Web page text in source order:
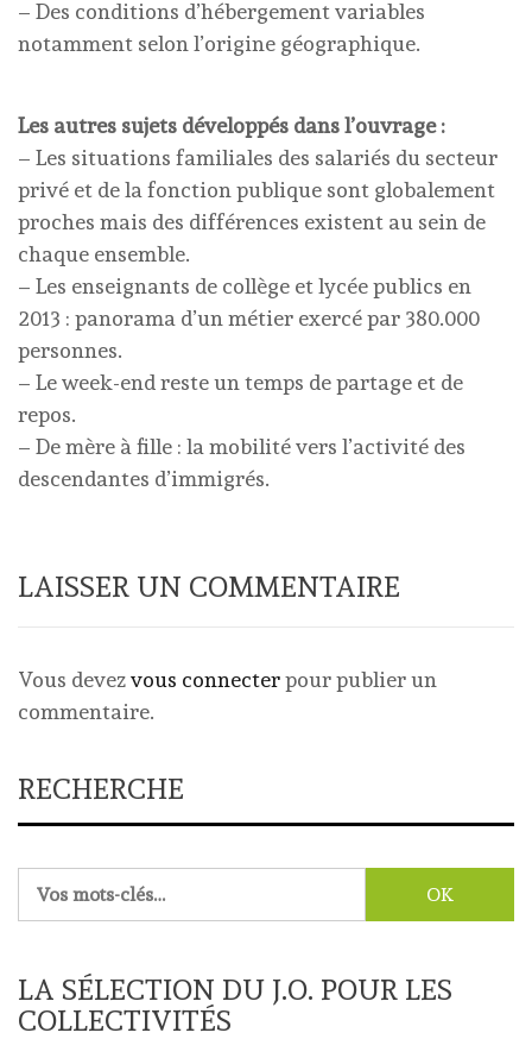
– Des conditions d’hébergement variables
notamment selon l’origine géographique.
Les autres sujets développés dans l’ouvrage :
– Les situations familiales des salariés du secteur
privé et de la fonction publique sont globalement
proches mais des différences existent au sein de
chaque ensemble.
– Les enseignants de collège et lycée publics en
2013 : panorama d’un métier exercé par 380.000
personnes.
– Le week-end reste un temps de partage et de
repos.
– De mère à fille : la mobilité vers l’activité des
descendantes d’immigrés.
LAISSER UN COMMENTAIRE
Vous devezvous connecterpour publier un
commentaire.
RECHERCHE
LA SÉLECTION DU J.O. POUR LES
COLLECTIVITÉS